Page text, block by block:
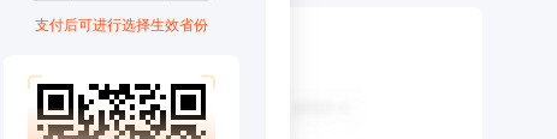
支付后可进行选择生效省份